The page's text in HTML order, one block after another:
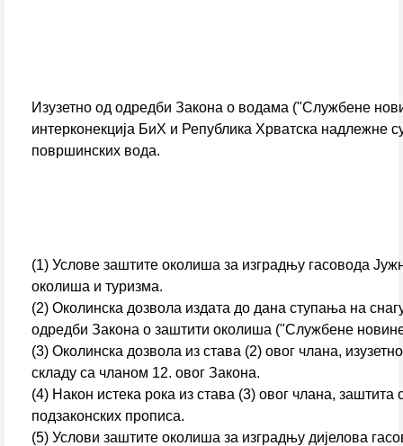
Изузетно од одредби Закона о водама ("Службене
интерконекција БиХ и Република Хрватска надлежне
површинских вода.
(1) Услове заштите околиша за изградњу гасовода
околиша и туризма.
(2) Околинска дозвола издата до дана ступања на
одредби Закона о заштити околиша ("Службене
(3) Околинска дозвола из става (2) овог члана,
складу са чланом 12. овог Закона.
(4) Након истека рока из става (3) овог члана,
подзаконских прописа.
(5) Услови заштите околиша за изградњу дијелова